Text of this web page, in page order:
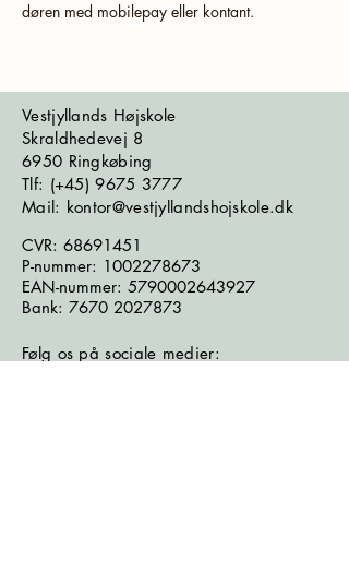
døren med mobilepay eller kontant.
Vestjyllands Højskole
Skraldhedevej 8
6950 Ringkøbing
​​​Tlf: (+45)9675 3777
Mail: kontor@vestjyllandshojskole.dk
CVR: 68691451
P-nummer: 1002278673
EAN-nummer: 5790002643927
Bank: 7670 2027873
Følg os på sociale medier: